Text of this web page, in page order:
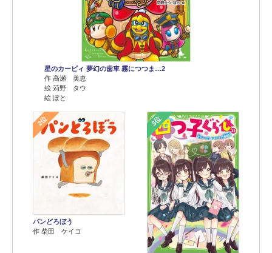
星のカービィ 夢幻の歯車 霧につつま…2
作 高瀬 美恵
絵 苅野 タウ
絵 ぽと
2位
パンどろぼう
作 柴田 ケイコ
3位